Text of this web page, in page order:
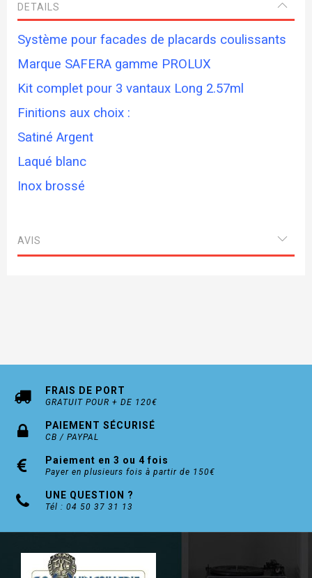
DETAILS
Système pour facades de placards coulissants
Marque SAFERA gamme PROLUX
Kit complet pour 3 vantaux Long 2.57ml
Finitions aux choix :
Satiné Argent
Laqué blanc
Inox brossé
AVIS
FRAIS DE PORT
GRATUIT POUR + DE 120€
PAIEMENT SÉCURISÉ
CB / PAYPAL
Paiement en 3 ou 4 fois
Payer en plusieurs fois à partir de 150€
UNE QUESTION ?
Tél : 04 50 37 31 13